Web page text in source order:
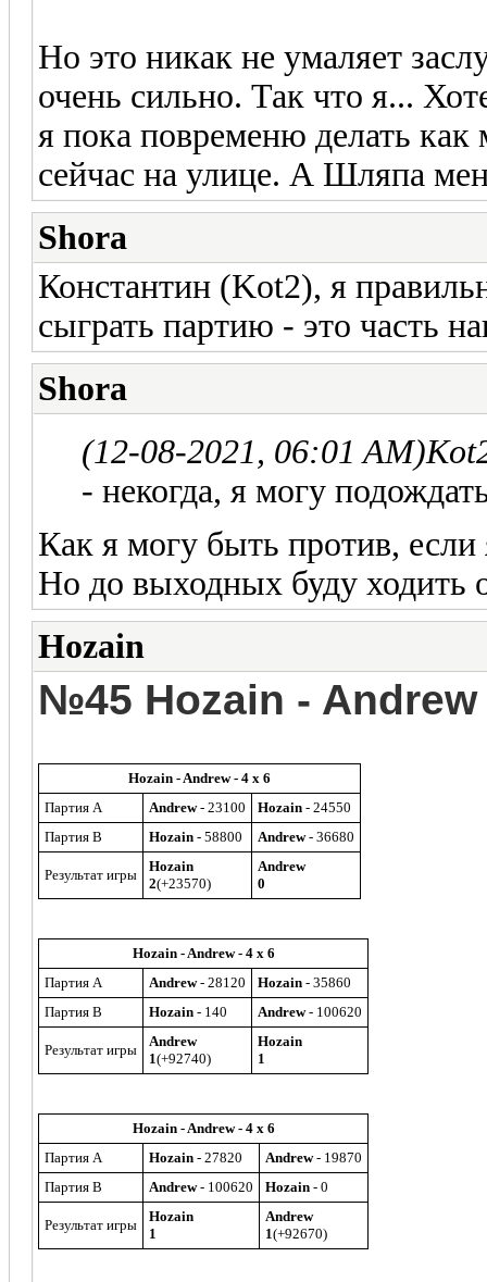
Но это никак не умаляет
очень сильно. Так что я...
я пока повременю делать
сейчас на улице. А Шляпа
Shora
Константин (Kot2), я
сыграть партию - это часть
Shora
(12-08-2021, 06:01 AM)
- некогда, я могу
Как я могу быть против,
Но до выходных буду ходить
Hozain
№45 Hozain - Andrew
Hozain - Andrew - 4 x 6
Партия A
Andrew- 23100 Hozain - 24550
Партия B
Hozain - 58800 Andrew- 36680
Результат игры
Hozain
2(+23570)
Andrew
0
Hozain - Andrew - 4 x 6
Партия A
Andrew- 28120 Hozain - 35860
Партия B
Hozain - 140 Andrew- 100620
Результат игры
Andrew
1(+92740)
Hozain
1
Hozain - Andrew - 4 x 6
Партия A
Hozain - 27820 Andrew- 19870
Партия B
Andrew- 100620 Hozain - 0
Результат игры
Hozain
1
Andrew
1(+92670)